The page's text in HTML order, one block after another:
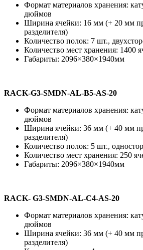
Формат материалов хранения:
дюймов
Ширина ячейки: 16 мм (+ 20 мм
разделителя)
Количество полок: 7 шт.,
Количество мест хранения: 1400
Габариты: 2096×380×1940мм
RACK-G3-SMDN-AL-B5-AS-20
Формат материалов хранения:
дюймов
Ширина ячейки: 36 мм (+ 40 мм
разделителя)
Количество полок: 5 шт.,
Количество мест хранения: 250
Габариты: 2096×380×1940мм
RACK- G3-SMDN-AL-C4-AS-20
Формат материалов хранения:
дюймов
Ширина ячейки: 36 мм (+ 40 мм
разделителя)